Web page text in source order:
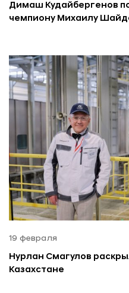
Димаш Кудайбергенов
чемпиону Михаилу
19 февраля
Нурлан Смагулов
Казахстане